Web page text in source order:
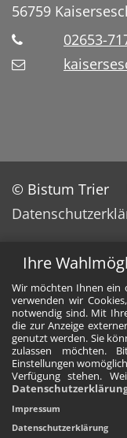
Ihre
Wir möchten Ihnen ein
verwenden wir
notwendig sind. Mit
die zur Anzeige
genutzt werden. Sie
zulassen möchten.
Einstellungen
Verfügung stehen.
Impressum
Datenschutzerklärung
56759
02653-
© Bistum Trier